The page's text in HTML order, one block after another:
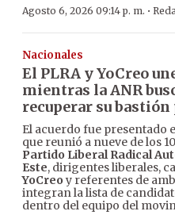
Agosto 6, 2026 09:14 p. m. ·
Nacionales
El PLRA y YoCreo
mientras la ANR
recuperar su
El acuerdo fue presentado
que reunió a nueve de los
Partido Liberal Radical
Este, dirigentes liberales,
YoCreo y referentes de
integran la lista de
dentro del equipo del